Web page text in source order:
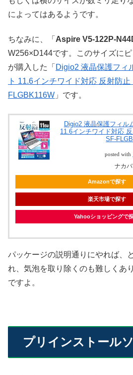
によってはあるようです。
ちなみに、「 Aspire V5-122P-
W256×D144です。このサイズに
が購入した「 Digio2 液晶保護フィ
ト 11.6インチワイド対応 反射防
FLGBK116W 」です。
Digio2 液晶保護フィル
11.6インチワイド対応
SF-
posted with
ナカ
Amazonで探す
楽天市場で探す
Yahooショッピングで
パッケージの説明通りにやれば、
れ、気泡を取り除くのも難しくあ
ですよ。
プリインストール